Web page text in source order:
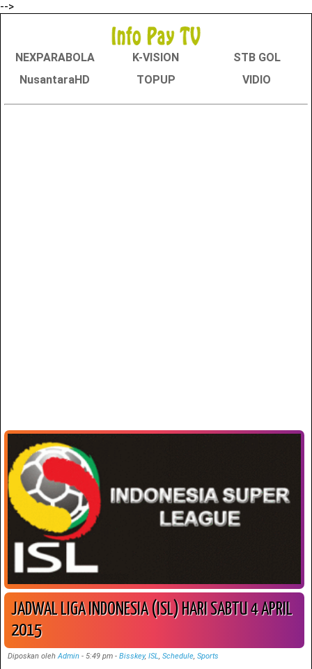
-->
NEXPARABOLA K-VISION
STB GOL
NusantaraHD
TOPUP VIDIO
JADWAL LIGA INDONESIA (ISL) HARI SABTU 4 APRIL
2015
Diposkan olehAdmin - 5:49 pm- Bisskey,ISL,Schedule,Sports